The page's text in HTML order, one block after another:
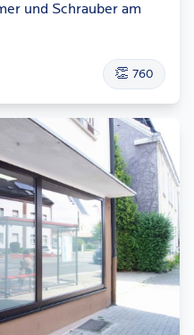
und Schrauber am
👏 760